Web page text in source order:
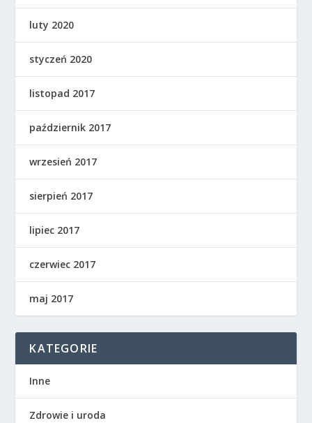
luty 2020
styczeń 2020
listopad 2017
październik 2017
wrzesień 2017
sierpień 2017
lipiec 2017
czerwiec 2017
maj 2017
KATEGORIE
Inne
Zdrowie i uroda